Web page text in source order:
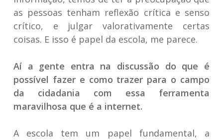
as pessoas tenham reflexão crítica e senso
crítico, e julgar valorativamente certas
coisas. E isso é papel da escola, me parece.
Aí a gente entra na discussão do que é
possível fazer e como trazer para o campo
da cidadania com essa ferramenta
maravilhosa que é a internet.
A escola tem um papel fundamental, a